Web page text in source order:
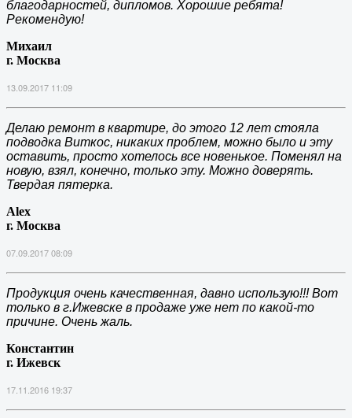
благодарностей, дипломов. Хорошие ребята!
Рекомендую!
Михаил
г. Москва
13.09.2017 11:09
Делаю ремонт в квартире, до этого 12 лет стояла
подводка Виткос, никаких проблем, можно было и эту
оставить, просто хотелось все новенькое. Поменял на
новую, взял, конечно, только эту. Можно доверять.
Твердая пятерка.
Alex
г. Москва
07.09.2017 08:09
Продукция очень качественная, давно использую!!! Вот
только в г.Ижевске в продаже уже нет по какой-то
причине. Очень жаль.
Константин
г. Ижевск
17.11.2016 19:37